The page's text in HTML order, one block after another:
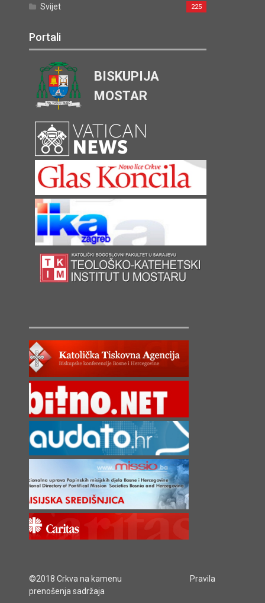
Svijet 225
Portali
BISKUPIJA
MOSTAR
©2018 Crkva na kamenu
Pravila
prenošenja sadržaja